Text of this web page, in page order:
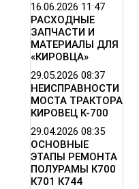
16.06.2026 11:47
РАСХОДНЫЕ
ЗАПЧАСТИ И
МАТЕРИАЛЫ ДЛЯ
«КИРОВЦА»
29.05.2026 08:37
НЕИСПРАВНОСТИ
МОСТА ТРАКТОРА
КИРОВЕЦ К-700
29.04.2026 08:35
ОСНОВНЫЕ
ЭТАПЫ РЕМОНТА
ПОЛУРАМЫ К700
К701 К744